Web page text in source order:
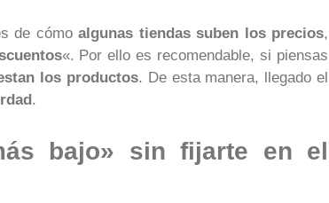
de cómoalgunas tiendas suben los precios,
«. Por ello es recomendable, si piensas
los productos. De esta manera, llegado el
.
bajo» sin fijarte en el